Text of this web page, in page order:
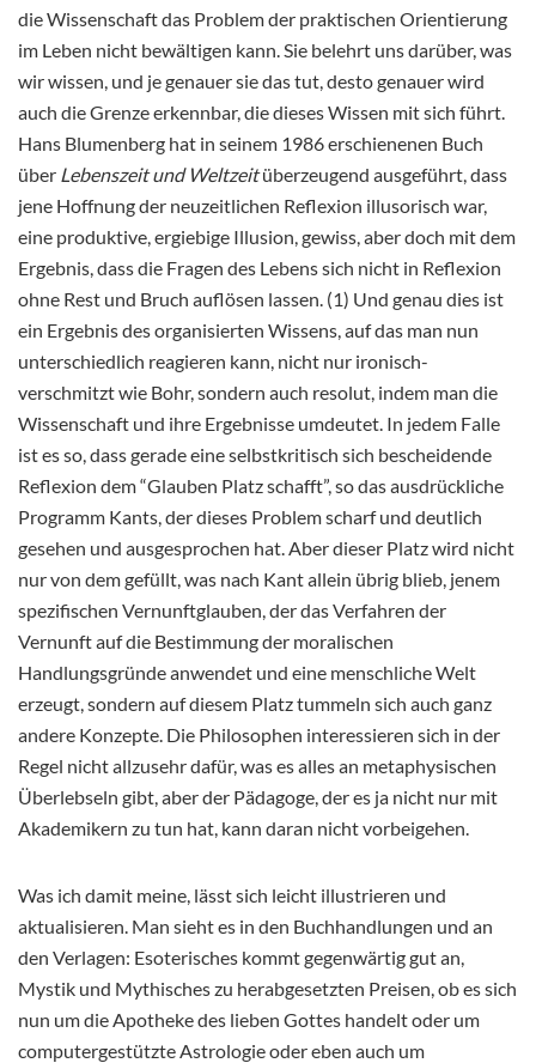
die Wissenschaft das Problem der praktischen Orientierung
im Leben nicht bewältigen kann. Sie belehrt uns darüber, was
wir wissen, und je genauer sie das tut, desto genauer wird
auch die Grenze erkennbar, die dieses Wissen mit sich führt.
Hans Blumenberg hat in seinem 1986 erschienenen Buch
über Lebenszeit und Weltzeitüberzeugend ausgeführt, dass
jene Hoffnung der neuzeitlichen Reflexion illusorisch war,
eine produktive, ergiebige Illusion, gewiss, aber doch mit dem
Ergebnis, dass die Fragen des Lebens sich nicht in Reflexion
ohne Rest und Bruch auflösen lassen. (1) Und genau dies ist
ein Ergebnis des organisierten Wissens, auf das man nun
unterschiedlich reagieren kann, nicht nur ironisch-
verschmitzt wie Bohr, sondern auch resolut, indem man die
Wissenschaft und ihre Ergebnisse umdeutet. In jedem Falle
ist es so, dass gerade eine selbstkritisch sich bescheidende
Reflexion dem “Glauben Platz schafft”, so das ausdrückliche
Programm Kants, der dieses Problem scharf und deutlich
gesehen und ausgesprochen hat. Aber dieser Platz wird nicht
nur von dem gefüllt, was nach Kant allein übrig blieb, jenem
spezifischen Vernunftglauben, der das Verfahren der
Vernunft auf die Bestimmung der moralischen
Handlungsgründe anwendet und eine menschliche Welt
erzeugt, sondern auf diesem Platz tummeln sich auch ganz
andere Konzepte. Die Philosophen interessieren sich in der
Regel nicht allzusehr dafür, was es alles an metaphysischen
Überlebseln gibt, aber der Pädagoge, der es ja nicht nur mit
Akademikern zu tun hat, kann daran nicht vorbeigehen.
Was ich damit meine, lässt sich leicht illustrieren und
aktualisieren. Man sieht es in den Buchhandlungen und an
den Verlagen: Esoterisches kommt gegenwärtig gut an,
Mystik und Mythisches zu herabgesetzten Preisen, ob es sich
nun um die Apotheke des lieben Gottes handelt oder um
computergestützte Astrologie oder eben auch um